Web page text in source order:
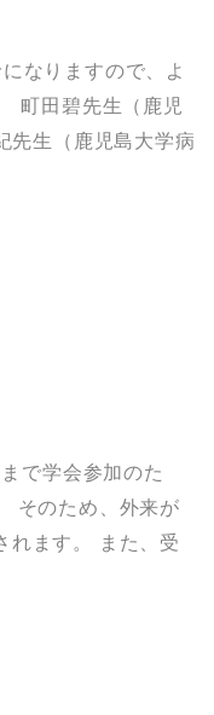
なりますので、よ
町田碧先生（鹿児
生（鹿児島大学病
で学会参加のた
そのため、外来が
れます。 また、受